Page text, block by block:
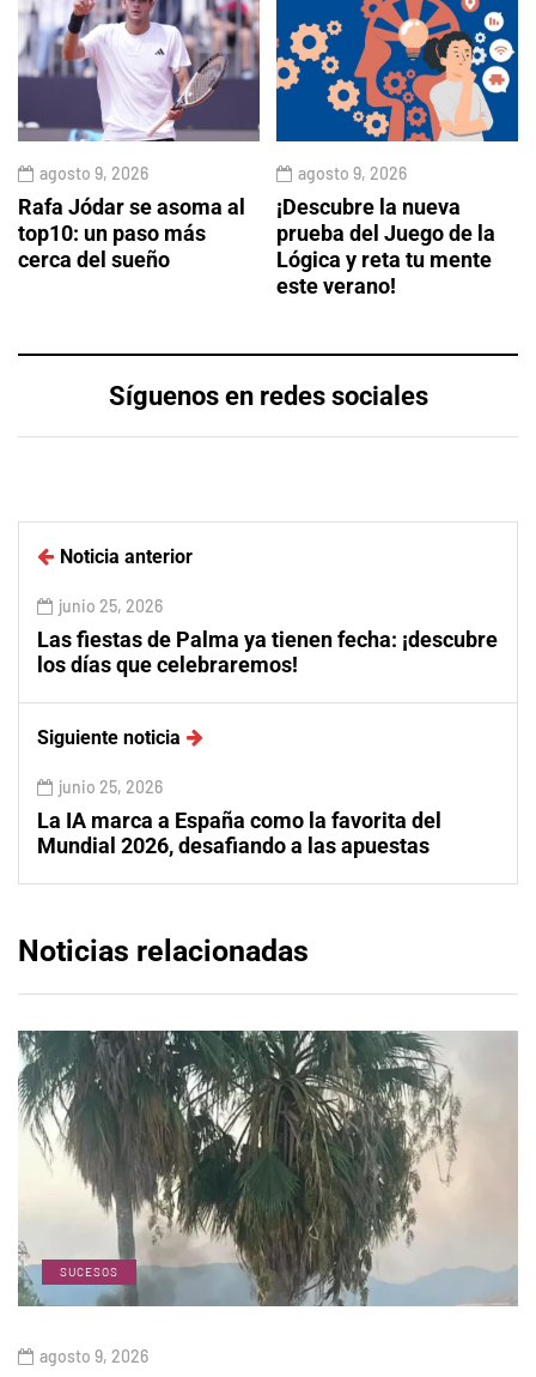
agosto 9, 2026
Rafa Jódar se asoma al
top10: un paso más
cerca del sueño
agosto 9, 2026
¡Descubre la nueva
prueba del Juego de la
Lógica y reta tu mente
este verano!
Síguenos en redes sociales
Noticia anterior
junio 25, 2026
Las fiestas de Palma ya tienen fecha: ¡descubre
los días que celebraremos!
Siguiente noticia
junio 25, 2026
La IA marca a España como la favorita del
Mundial 2026, desafiando a las apuestas
Noticias relacionadas
SUCESOS
agosto 9, 2026